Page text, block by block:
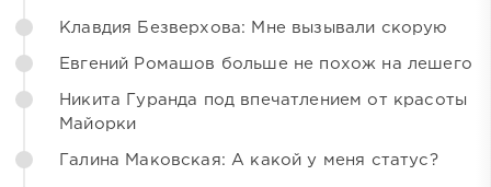
Клавдия Безверхова: Мне вызывали скорую
Евгений Ромашов больше не похож на лешего
Никита Гуранда под впечатлением от красоты
Майорки
Галина Маковская: А какой у меня статус?